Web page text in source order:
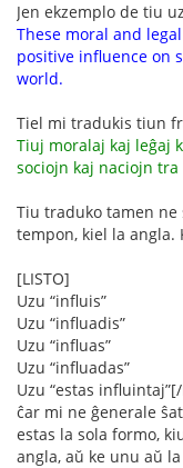
Jen ekzemplo de tiu
These moral and
positive influence on
world.
Tiel mi tradukis tiun
Tiuj moralaj kaj leĝaj
sociojn kaj naciojn
Tiu traduko tamen
tempon, kiel la angla.
[LISTO]
Uzu “influis”
Uzu “influadis”
Uzu “influas”
Uzu “influadas”
Uzu “estas
ĉar mi ne ĝenerale
estas la sola formo,
angla, aŭ ke unu aŭ